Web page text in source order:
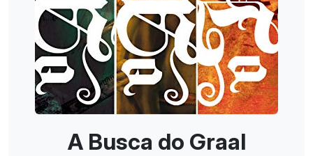
A Busca do Graal